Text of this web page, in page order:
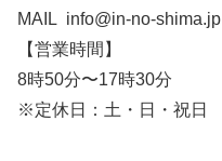
MAIL info@in-no-shima.jp
【営業時間】
8時50分〜17時30分
※定休日：土・日・祝日